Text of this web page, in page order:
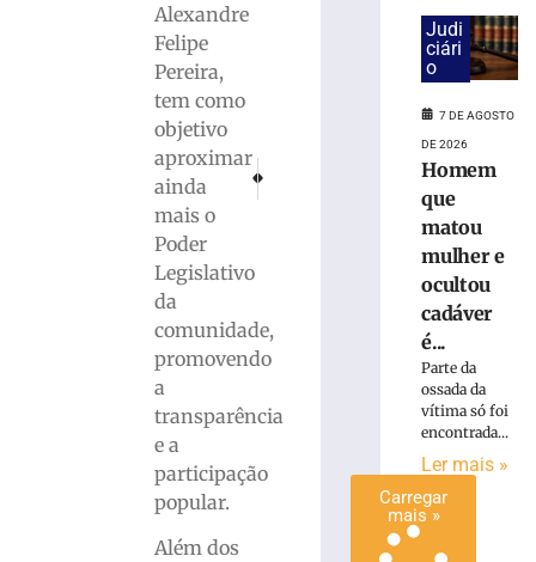
Alexandre
Felipe
Pereira,
tem como
objetivo
aproximar
ainda
mais o
Poder
Legislativo
da
comunidade,
promovendo
a
transparência
e a
participação
popular.
Além dos
PRÓXIMO
Sustentabilidade
Brusque
disputar
Carregar
mais »
Judi
ciári
o
7 DE AGOSTO
DE 2026
Homem
que
matou
mulher e
ocultou
cadáver
é...
Parte da
ossada da
vítima só foi
encontrada...
Ler mais »